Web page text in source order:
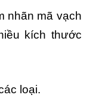
nhãn mã vạch
kích thước
loại.